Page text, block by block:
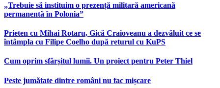
„Trebuie să instituim o prezență militară americană
permanentă în Polonia”
Prieten cu Mihai Rotaru, Gică Craioveanu a dezvăluit ce se
întâmpla cu Filipe Coelho după returul cu KuPS
Cum oprim sfârșitul lumii. Un proiect pentru Peter Thiel
Peste jumătate dintre români nu fac mișcare